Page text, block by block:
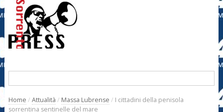
Home / Attualità / Massa Lubrense / I cittadini della penisola
sorrentina sentinelle del mare